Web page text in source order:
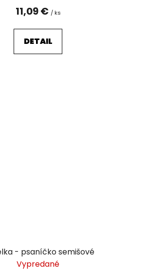
11,09 € / ks
DETAIL
- psaníčko semišové
Vypredané